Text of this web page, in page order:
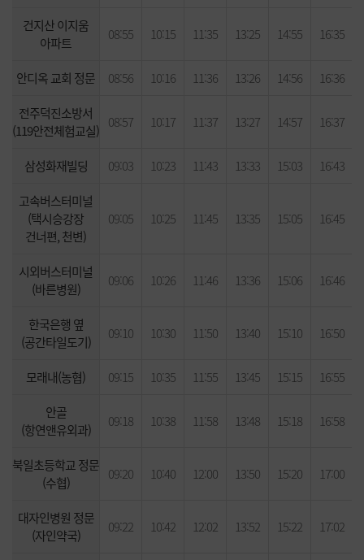
건지산 이지움
아파트
08:55 10:15 11:35 13:25 14:55 16:35
안디옥 교회 정문 08:56 10:16 11:36 13:26 14:56
16:36
전주덕진소방서
(119안전체험교실) 08:57 10:17 11:37 13:27 14:57 16:37
삼성화재빌딩 09:03 10:23 11:43 13:33 15:03
16:43
고속버스터미널
(택시승강장
건너편, 천변)
09:05 10:25 11:45 13:35 15:05 16:45
시외버스터미널
(바른병원)
09:06 10:26 11:46 13:36 15:06 16:46
한국은행 옆
(공간타일도기)
09:10 10:30 11:50 13:40 15:10 16:50
모래내(농협) 09:15 10:35 11:55 13:45 15:15
16:55
안골
(항연앤유외과)
09:18 10:38 11:58 13:48 15:18 16:58
북일초등학교 정문
(수협)
09:20 10:40 12:00 13:50 15:20 17:00
대자인병원 정문
(자인약국)
09:22 10:42 12:02 13:52 15:22 17:02